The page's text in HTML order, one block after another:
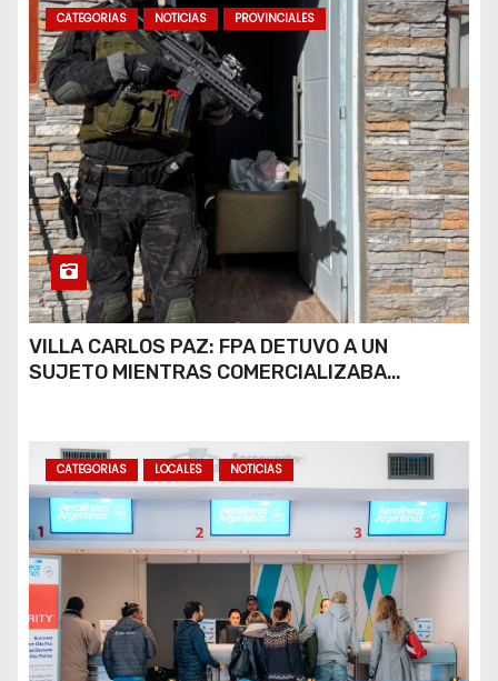
CATEGORIAS NOTICIAS PROVINCIALES
VILLA CARLOS PAZ: FPA DETUVO A UN
SUJETO MIENTRAS COMERCIALIZABA
CATEGORIAS LOCALES NOTICIAS